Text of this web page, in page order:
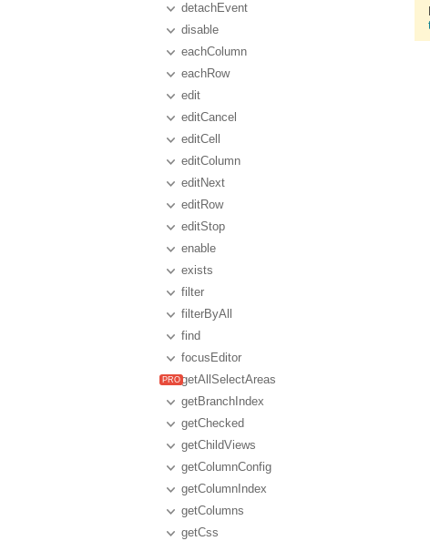
detachEvent
disable
eachColumn
eachRow
edit
editCancel
editCell
editColumn
editNext
editRow
editStop
enable
exists
filter
filterByAll
find
focusEditor
getAllSelectAreas
getBranchIndex
getChecked
getChildViews
getColumnConfig
getColumnIndex
getColumns
getCss